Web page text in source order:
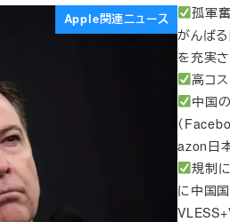
Apple関連ニュース
孤軍
がんば
を充実
高コ
中国
（
azon日
規制
に中国